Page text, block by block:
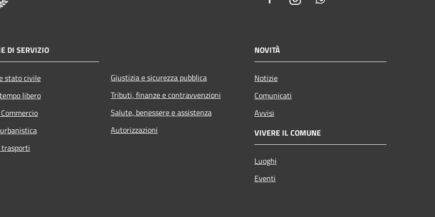
DI SERVIZIO
stato civile
libero
Giustizia e sicurezza pubblica
Tributi, finanze e contravvenzioni
Salute, benessere e assistenza
Autorizzazioni
NOVITÀ
Notizie
Comunicati
Avvisi
VIVERE IL COMUNE
Luoghi
Eventi